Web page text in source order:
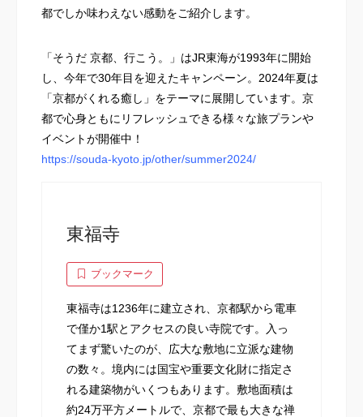
都でしか味わえない感動をご紹介します。
「そうだ 京都、行こう。」はJR東海が1993年に開始
し、今年で30年目を迎えたキャンペーン。2024年夏は
「京都がくれる癒し」をテーマに展開しています。京
都で心身ともにリフレッシュできる様々な旅プランや
イベントが開催中！
https://souda-kyoto.jp/other/summer2024/
東福寺
ブックマーク
東福寺は1236年に建立され、京都駅から電車
で僅か1駅とアクセスの良い寺院です。入っ
てまず驚いたのが、広大な敷地に立派な建物
の数々。境内には国宝や重要文化財に指定さ
れる建築物がいくつもあります。敷地面積は
約24万平方メートルで、京都で最も大きな禅